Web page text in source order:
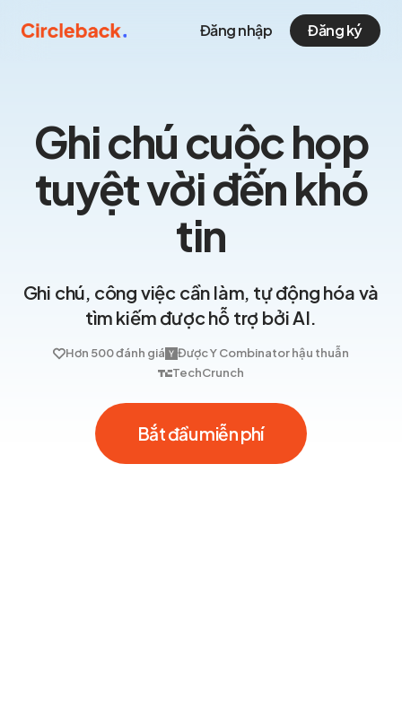
Đăng nhập Đăng ký
Ghi chú cuộc họp
tuyệt vời đến khó
tin
Ghi chú, công việc cần làm, tự động hóa và
tìm kiếm được hỗ trợ bởi AI.
Hơn 500 đánh giá
Được Y Combinator hậu thuẫn
TechCrunch
Bắt đầu miễn phí